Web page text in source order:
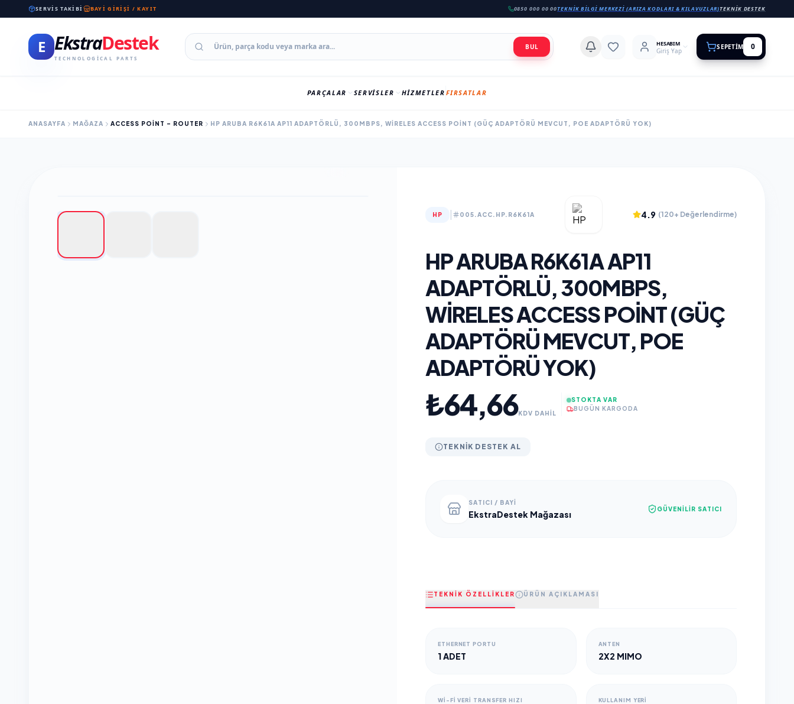
SERVIS TAKIBI BAYI GIRIŞI / KAYIT 0850 000 00 00TEKNIK BILGI MERKEZI (ARIZA KODLARI & KILAVUZLAR)TEKNIK DESTEK
E EkstraDestek
TECHNOLOGICAL PARTS
BUL HESABIM
Giriş Yap SEPETIM 0
PARÇALAR SERVISLER HIZMETLER FIRSATLAR
ANASAYFA MAĞAZA ACCESS POINT - ROUTER HP ARUBA R6K61A AP11 ADAPTÖRLÜ, 300MBPS, WIRELES ACCESS POINT (GÜÇ ADAPTÖRÜ MEVCUT, POE ADAPTÖRÜ YOK)
HP 005.ACC.HP.R6K61A 4.9 (120+ Değerlendirme)
HP ARUBA R6K61A AP11
ADAPTÖRLÜ, 300MBPS,
WIRELES ACCESS POINT (GÜÇ
ADAPTÖRÜ MEVCUT, POE
ADAPTÖRÜ YOK)
₺64,66KDV DAHİL
STOKTA VAR
BUGÜN KARGODA
TEKNIK DESTEK AL
SATICI / BAYI
EkstraDestek Mağazası GÜVENILIR SATICI
TEKNİK ÖZELLİKLER ÜRÜN AÇIKLAMASI
ETHERNET PORTU
1 ADET
ANTEN
2X2 MIMO
WI-FI VERI TRANSFER HIZI KULLANIM YERI